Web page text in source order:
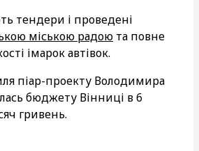
тендери і проведені
міською радою та повне
імарок автівок.
піар-проекту Володимира
бюджету Вінниці в 6
гривень.